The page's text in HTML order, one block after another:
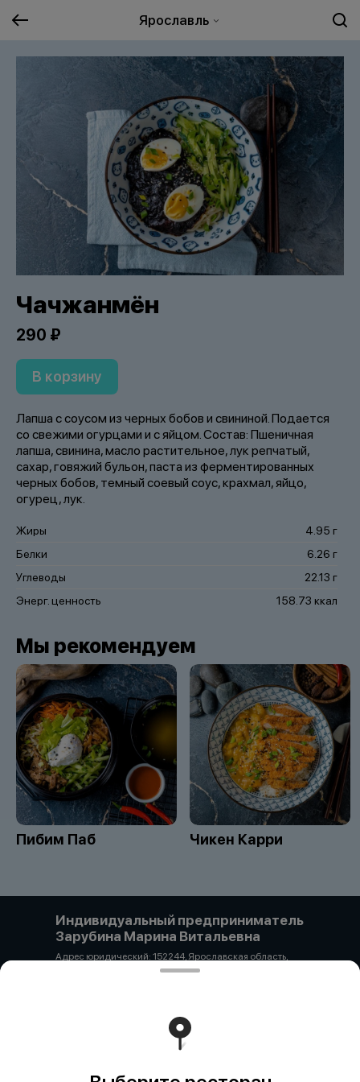
Ярославль
Чачжанмён
290 ₽
В корзину
Лапша с соусом из черных бобов и свининой. Подается
со свежими огурцами и с яйцом. Состав: Пшеничная
лапша, свинина, масло растительное, лук репчатый,
сахар, говяжий бульон, паста из ферментированных
черных бобов, темный соевый соус, крахмал, яйцо,
огурец, лук.
Жиры
4.95 г
Белки
6.26 г
Углеводы
22.13 г
Энерг. ценность
158.73 ккал
Мы рекомендуем
Пибим Паб Чикен Карри
Индивидуальный предприниматель
Зарубина Марина Витальевна
Адрес юридический: 152244, Ярославская область,
Гаврилов-Ямский район, с. Унимерь, ул. Цветочная 3а
044525411 + 89206592965 pipyao20@mail.ru
Работает на эффективном ядре